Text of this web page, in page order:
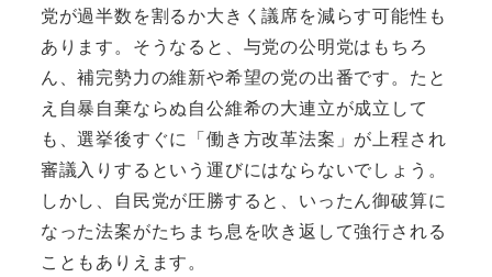
党が過半数を割るか大きく議席を減らす可能性も
あります。そうなると、与党の公明党はもちろ
ん、補完勢力の維新や希望の党の出番です。たと
え自暴自棄ならぬ自公維希の大連立が成立して
も、選挙後すぐに「働き方改革法案」が上程され
審議入りするという運びにはならないでしょう。
しかし、自民党が圧勝すると、いったん御破算に
なった法案がたちまち息を吹き返して強行される
こともありえます。